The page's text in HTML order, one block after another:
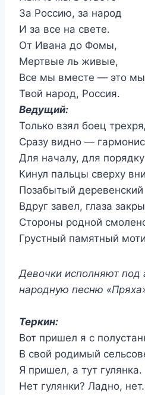
За Россию, за народ
И за все на свете.
От Ивана до Фомы,
Мертвые ль живые,
Все мы вместе — это
Твой народ, Россия.
Ведущий:
Только взял боец
Сразу видно —
Для началу, для порядку
Кинул пальцы сверху
Позабытый деревенский
Вдруг завел, глаза
Стороны родной
Грустный памятный
Девочки исполняют под
народную песню
Теркин:
Вот пришел я с
В свой родимый
Я пришел, а тут гулянка.
Нет гулянки? Ладно, нет.